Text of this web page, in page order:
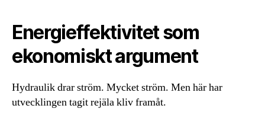
Energieffektivitet som
ekonomiskt argument
Hydraulik drar ström. Mycket ström. Men här har
utvecklingen tagit rejäla kliv framåt.